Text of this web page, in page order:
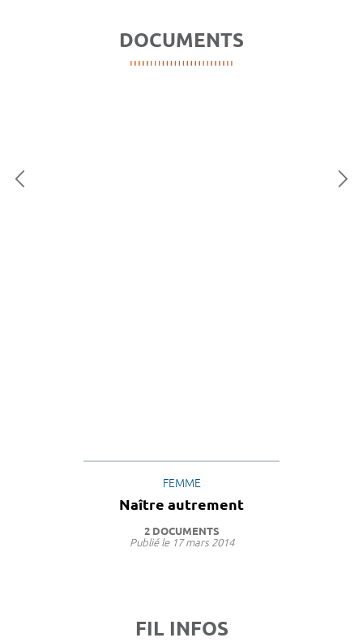
DOCUMENTS
FEMME
Naître autrement
2 DOCUMENTS
Publié le 17 mars 2014
FIL INFOS